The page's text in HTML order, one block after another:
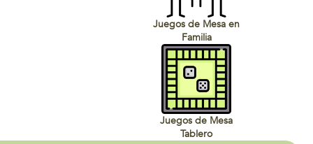
Juegos de Mesa en
Familia
Juegos de Mesa
Tablero